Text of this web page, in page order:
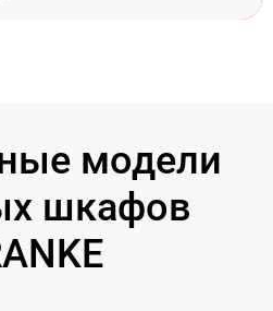
модели
шкафов